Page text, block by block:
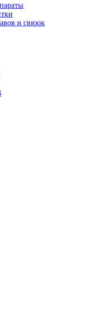
и связок